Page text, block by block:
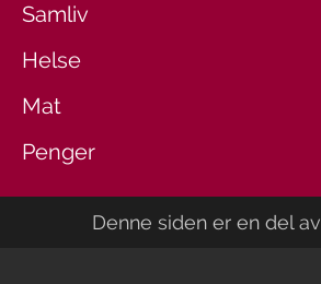
Samliv
Helse
Mat
Penger
Denne siden er en del av